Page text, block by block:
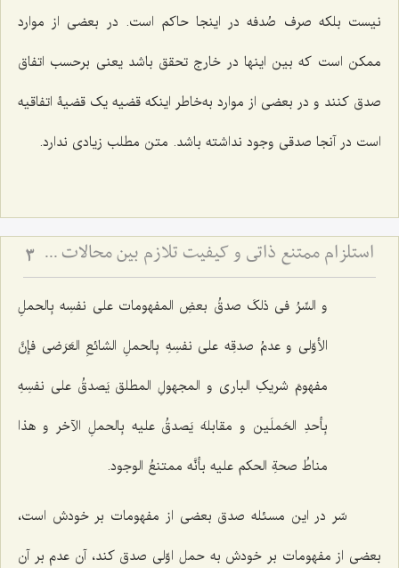
نیست بلکه صرف صُدفه در اینجا حاکم است. در بعضى از موارد
ممکن است که بین اینها در خارج تحقق باشد یعنى برحسب اتفاق
صدق کنند و در بعضى از موارد به‌خاطر اینکه قضیه یک قضیۀ اتفاقیه
است در آنجا صدقى وجود نداشته باشد. متن مطلب زیادی ندارد.
استلزام ممتنع ذاتی و کیفیت تلازم بین محالات - بررسی منطقی رابطه میان امور محال و تبیین تلازم‌های عقلی 3
و السِّرُ فی ذلکَ صدقُ بعضِ المفهومات على نفسِه بِالحملِ
الأوّلی‌ و عدمُ صدقِه على نفسِهِ بِالحملِ الشائعِ العَرَضی فإنَّ
مفهومَ شریکِ الباری و المجهولِ المطلق یَصدقُ على نفسِهِ
بِأحدِ الحَملَین و مقابلهَ یَصدقُ علیه بِالحملِ الآخر و هذا
مناطُ صحةِ الحکم علیه بأنَّه ممتنعُ الوجود.
سّر در این مسئله صدق بعضى از مفهومات بر خودش است،
بعضى از مفهومات بر خودش به حمل اوّلى صدق کند، آن عدم بر آن